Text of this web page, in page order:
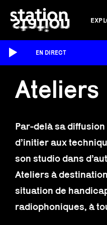
EN DIRECT
Ateliers
Par-delà sa
d’initier aux
son studio dans
Ateliers à
situation de
radiophoniques, à